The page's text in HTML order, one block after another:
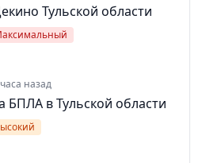
Тульской области
назад
в Тульской области